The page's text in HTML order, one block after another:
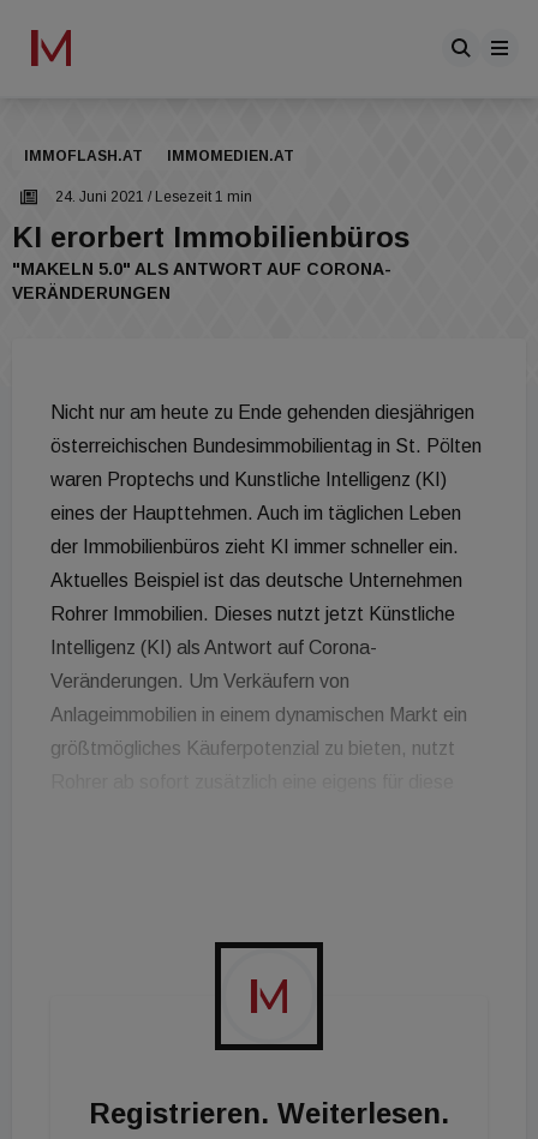
IMMOFLASH.AT IMMOMEDIEN.AT
24. Juni 2021 / Lesezeit 1 min
KI erorbert Immobilienbüros
"MAKELN 5.0" ALS ANTWORT AUF CORONA-
VERÄNDERUNGEN
Nicht nur am heute zu Ende gehenden diesjährigen
österreichischen Bundesimmobilientag in St. Pölten
waren Proptechs und Kunstliche Intelligenz (KI)
eines der Haupttehmen. Auch im täglichen Leben
der Immobilienbüros zieht KI immer schneller ein.
Aktuelles Beispiel ist das deutsche Unternehmen
Rohrer Immobilien. Dieses nutzt jetzt Künstliche
Intelligenz (KI) als Antwort auf Corona-
Veränderungen. Um Verkäufern von
Anlageimmobilien in einem dynamischen Markt ein
größtmögliches Käuferpotenzial zu bieten, nutzt
„Corona hat den Markt und viele Grundparameter
transformiert. Die Assetklassen und ihre
Bedeutung, Risikoeinschätzungen,
Preisvorstellungen und viele wichtige
sich massiv verändern. Das hat natürlich große
Registrieren. Weiterlesen.